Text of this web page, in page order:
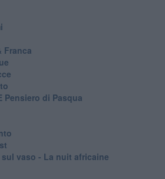
Franca
Pensiero di Pasqua
vaso - La nuit africaine